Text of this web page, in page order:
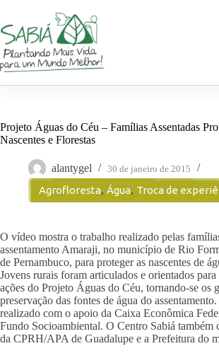
o
conteúdo
Projeto Águas do Céu – Famílias Assentadas
Nascentes e Florestas
alantygel 30 de janeiro de 2015
Agrofloresta, Água, Troca de
O vídeo mostra o trabalho realizado pelas
assentamento Amaraji, no município de Rio
de Pernambuco, para proteger as nascentes de
Jovens rurais foram articulados e orientados
ações do Projeto Águas do Céu, tornando-se os
preservação das fontes de água do
realizado com o apoio da Caixa Econômica
Fundo Socioambiental. O Centro Sabiá também
da CPRH/APA de Guadalupe e a Prefeitura do